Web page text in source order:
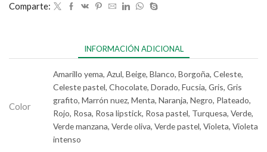
Comparte:
INFORMACIÓN ADICIONAL
Color
Amarillo yema, Azul, Beige, Blanco, Borgoña, Celeste,
Celeste pastel, Chocolate, Dorado, Fucsia, Gris, Gris
grafito, Marrón nuez, Menta, Naranja, Negro, Plateado,
Rojo, Rosa, Rosa lipstick, Rosa pastel, Turquesa, Verde,
Verde manzana, Verde oliva, Verde pastel, Violeta, Violeta
intenso